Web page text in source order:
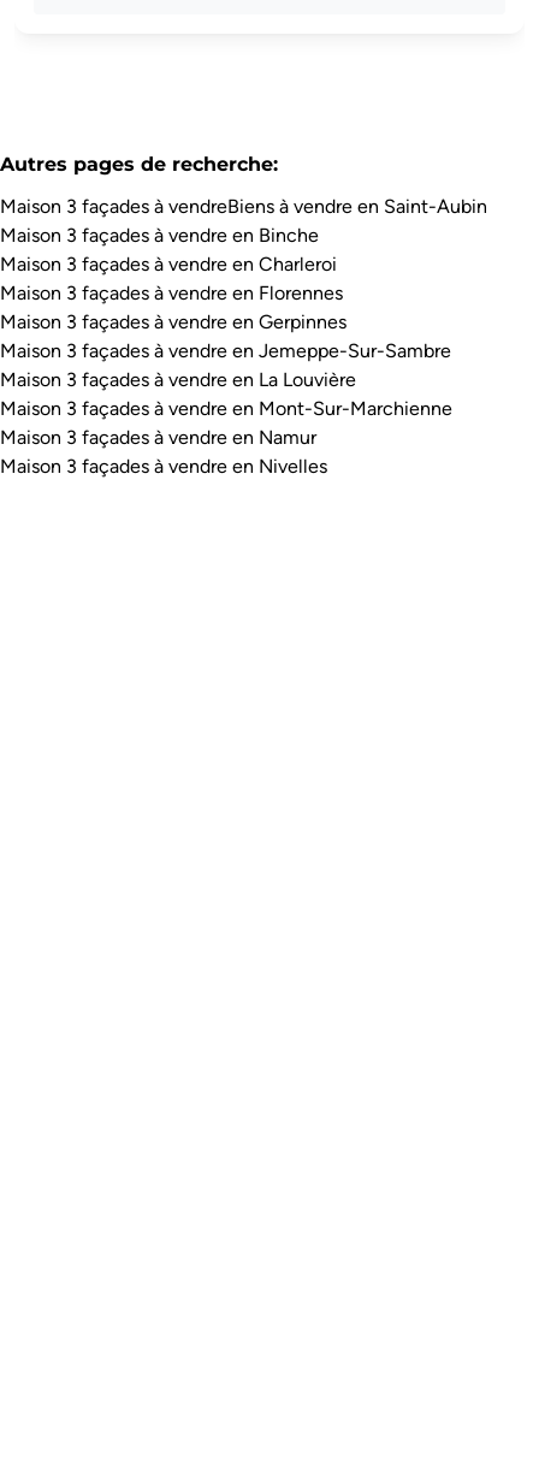
Autres pages de recherche:
Maison 3 façades à vendreBiens à vendre en Saint-Aubin
Maison 3 façades à vendre en Binche
Maison 3 façades à vendre en Charleroi
Maison 3 façades à vendre en Florennes
Maison 3 façades à vendre en Gerpinnes
Maison 3 façades à vendre en Jemeppe-Sur-Sambre
Maison 3 façades à vendre en La Louvière
Maison 3 façades à vendre en Mont-Sur-Marchienne
Maison 3 façades à vendre en Namur
Maison 3 façades à vendre en Nivelles